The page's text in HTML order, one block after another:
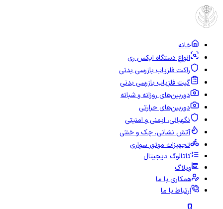
خانه
انواع دستگاه ایکس ری
راکت فلزیاب بازرسی بدنی
گیت فلزیاب بازرسی بدنی
دوربین‌های روزانه و شبانه
دوربین‌های حرارتی
نگهبانی، ایمنی و امنیتی
آتش نشانی، چک و خنثی
تجهیزات موتور سواری
کاتالوگ دیجیتال
وبلاگ
همکاری با ما
ارتباط با ما